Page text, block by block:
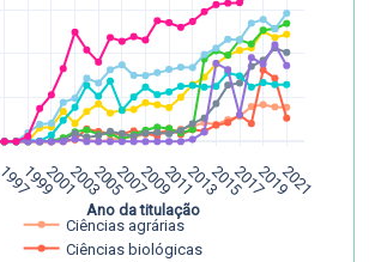
1997199920012003200520072009201120132015201720192021
Ciências agrárias
Ciências biológicas
Ano da titulação